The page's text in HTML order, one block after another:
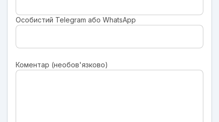
Особистий Telegram або WhatsApp
Коментар (необов'язково)